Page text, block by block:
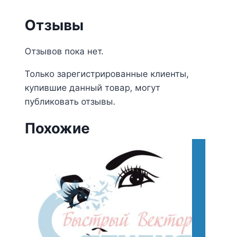
Отзывы
Отзывов пока нет.
Только зарегистрированные клиенты,
купившие данный товар, могут
публиковать отзывы.
Похожие